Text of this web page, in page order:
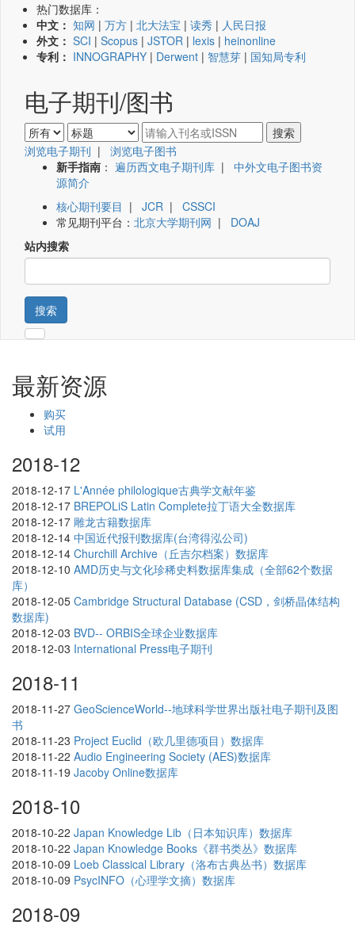
热门数据库：
中文： 知网 | 万方 | 北大法宝 | 读秀 | 人民日报
外文： SCI | Scopus | JSTOR | lexis | heinonline
专利： INNOGRAPHY | Derwent | 智慧芽 | 国知局专利
电子期刊/图书
浏览电子期刊 | 浏览电子图书
新手指南 ： 遍历西文电子期刊库 | 中外文电子图书资
源简介
核心期刊要目 | JCR | CSSCI
常见期刊平台： 北京大学期刊网 | DOAJ
站内搜索
搜索
最新资源
购买
试用
2018-12
2018-12-17 L'Année philologique古典学文献年鉴
2018-12-17 BREPOLiS Latin Complete拉丁语大全数据库
2018-12-17 雕龙古籍数据库
2018-12-14 中国近代报刊数据库(台湾得泓公司)
2018-12-14 Churchill Archive（丘吉尔档案）数据库
2018-12-10 AMD历史与文化珍稀史料数据库集成（全部62个数据
库）
2018-12-05 Cambridge Structural Database (CSD，剑桥晶体结构
数据库)
2018-12-03 BVD-- ORBIS全球企业数据库
2018-12-03 International Press电子期刊
2018-11
2018-11-27 GeoScienceWorld--地球科学世界出版社电子期刊及图
书
2018-11-23 Project Euclid（欧几里德项目）数据库
2018-11-22 Audio Engineering Society (AES)数据库
2018-11-19 Jacoby Online数据库
2018-10
2018-10-22 Japan Knowledge Lib（日本知识库）数据库
2018-10-22 Japan Knowledge Books《群书类丛》数据库
2018-10-09 Loeb Classical Library（洛布古典丛书）数据库
2018-10-09 PsycINFO（心理学文摘）数据库
2018-09